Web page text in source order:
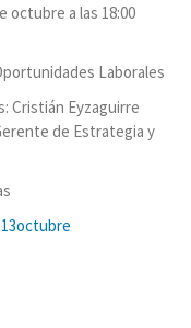
octubre a las 18:00
Laborales
Cristián Eyzaguirre
de Estrategia y